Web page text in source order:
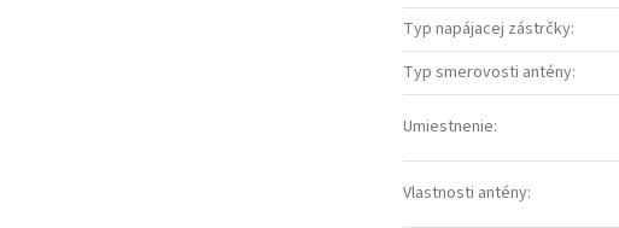
Typ napájacej zástrčky:
Typ smerovosti antény:
Umiestnenie:
Vlastnosti antény: